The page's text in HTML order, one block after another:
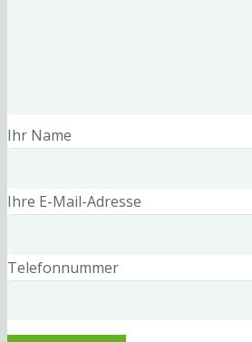
Ihr Name
Ihre E-Mail-Adresse
Telefonnummer